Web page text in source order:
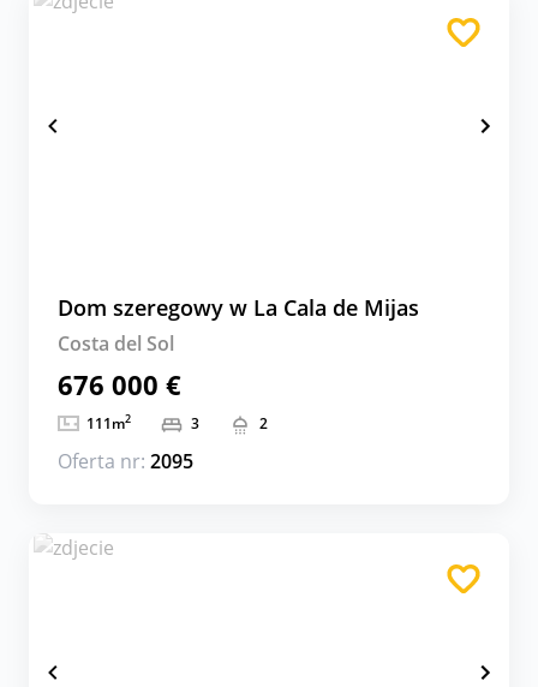
Dom szeregowy w La Cala de Mijas
Costa del Sol
676 000 €
111m2 3 2
Oferta nr: 2095